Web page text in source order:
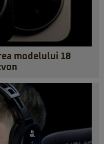
modelului 18